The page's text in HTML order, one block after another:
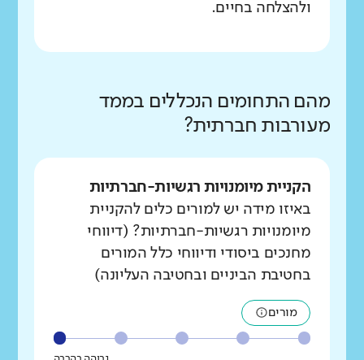
ולהצלחה בחיים.
מהם התחומים הנכללים בממד
מעורבות חברתית?
הקניית מיומנויות רגשיות-חברתיות
באיזו מידה יש למורים כלים להקניית
מיומנויות רגשיות-חברתיות? (דיווחי
מחנכים ביסודי ודיווחי כלל המורים
בחטיבת הביניים ובחטיבה העליונה)
מורים